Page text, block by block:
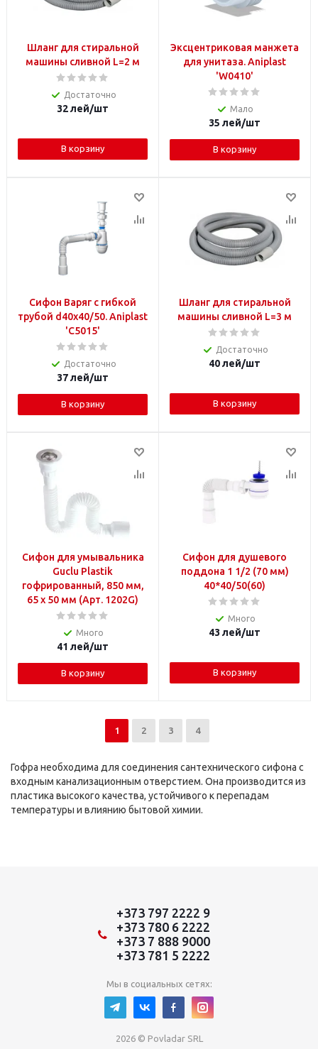
Шланг для стиральной
машины сливной L=2 м
Достаточно
32лей/шт
В корзину
Эксцентриковая манжета
для унитаза. Aniplast
'W0410'
Мало
35 лей/шт
В корзину
Сифон Варяг с гибкой
трубой d40x40/50. Aniplast
'C5015'
Достаточно
37лей/шт
В корзину
Шланг для стиральной
машины сливной L=3 м
Достаточно
40лей/шт
В корзину
Сифон для умывальника
Guclu Plastik
гофрированный, 850 мм,
65 х 50 мм (Арт. 1202G)
Много
41 лей/шт
В корзину
Сифон для душевого
поддона 1 1/2 (70 мм)
40*40/50(60)
Много
43 лей/шт
В корзину
1 2 3 4
Гофра необходима для соединения сантехнического сифона с
входным канализационным отверстием. Она производится из
пластика высокого качества, устойчивого к перепадам
температуры и влиянию бытовой химии.
+373 797 2222 9
+373 780 6 2222
+373 7 888 9000
+373 781 5 2222
Мы в социальных сетях:
2026 © Povladar SRL